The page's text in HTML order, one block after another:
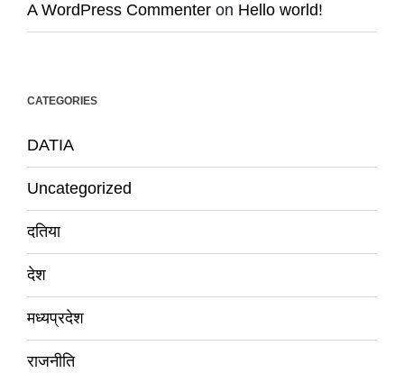
A WordPress Commenter on Hello world!
CATEGORIES
DATIA
Uncategorized
दतिया
देश
मध्यप्रदेश
राजनीति